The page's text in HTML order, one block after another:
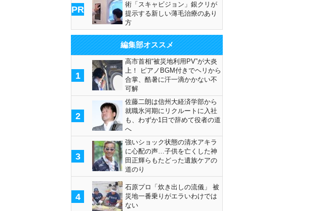
PR
術「スキャビジョン」銀クリが
提示する新しい薄毛治療のあり
方
編集部オススメ
1
高市首相“被災地利用PV”が大炎
上！ ピアノBGM付きでヘリから
合掌、酷暑に汗一滴かかない不
可解
2
佐藤二朗は信州大経済学部から
就職氷河期にリクルートに入社
も、わずか1日で辞めて役者の道
へ
3
強いショック状態の清水アキラ
に心配の声…子供を亡くした神
田正輝らもたどった遺族ケアの
道のり
4
石原プロ「炊き出しの流儀」 被
災地一番乗りがエラいわけでは
ない